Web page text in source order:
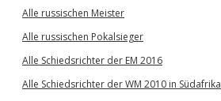
Alle russischen Meister
Alle russischen Pokalsieger
Alle Schiedsrichter der EM 2016
Alle Schiedsrichter der WM 2010 in Südafrika